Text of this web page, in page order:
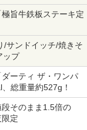
旨牛鉄板ステーキ定
/サンドイッチ/焼きそ
ップ
ーティ ザ・ワンパ
総重量約527g！
そのまま1.5倍の
定